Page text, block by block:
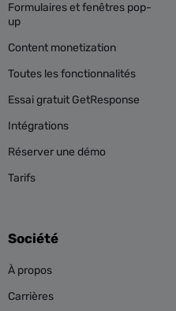
Formulaires et fenêtres pop-
up
Content monetization
Toutes les fonctionnalités
Essai gratuit GetResponse
Intégrations
Réserver une démo
Tarifs
Société
À propos
Carrières